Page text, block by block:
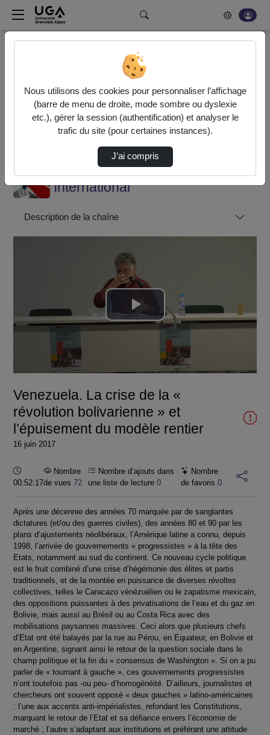
Rechercher un média sur POD
Bonjour, votre serveur vidéo a été mis à jour. Nous sommes
en train de finaliser son optimisation. L'encodage de vos
vidéos fonctionne (ne pas tenir compte du message d'erreur
actuel à la fin de votre encodage).
Venezuela. La Crise De La « Révolution Boliv…
International
Description de la chaîne
Lire
vidéo
Venezuela. La crise de la «
révolution bolivarienne » et
l’épuisement du modèle rentier
16 juin 2017
Durée :
00:52:17
Nombre
de vues 72
Nombre d’ajouts dans
une liste de lecture0
Nombre
de favoris 0
Après une décennie des années 70 marquée par de sanglantes
dictatures (et/ou des guerres civiles), des années 80 et 90 par les
plans d’ajustements néolibéraux, l’Amérique latine a connu, depuis
1998, l’arrivée de gouvernements « progressistes » à la tête des
Etats, notamment au sud du continent. Ce nouveau cycle politique
est le fruit combiné d’une crise d’hégémonie des élites et partis
traditionnels, et de la montée en puissance de diverses révoltes
collectives, telles le Caracazo vénézuélien ou le zapatisme mexicain,
des oppositions puissantes à des privatisations de l’eau et du gaz en
Bolivie, mais aussi au Brésil ou au Costa Rica avec des
mobilisations paysannes massives. Ceci alors que plusieurs chefs
d’Etat ont été balayés par la rue au Pérou, en Equateur, en Bolivie et
en Argentine, signant ainsi le retour de la question sociale dans le
champ politique et la fin du « consensus de Washington ». Si on a pu
parler de « tournant à gauche », ces gouvernements progressistes
n’ont toutefois pas -ou peu- d’homogénéité. D’ailleurs, journalistes et
chercheurs ont souvent opposé « deux gauches » latino-américaines
: l’une aux accents anti-impérialistes, refondant les Constitutions,
marquant le retour de l’Etat et sa défiance envers l’économie de
marché ; l’autre s’adaptant aux institutions et préférant une attitude
Nous utilisons des cookies pour personnaliser l’affichage
(barre de menu de droite, mode sombre ou dyslexie
etc.), gérer la session (authentification) et analyser le
trafic du site (pour certaines instances).
J’ai compris